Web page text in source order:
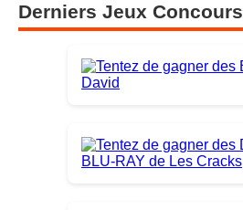
Derniers Jeux Concours